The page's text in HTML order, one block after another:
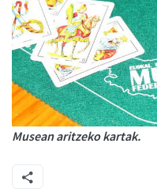
Musean aritzeko kartak.